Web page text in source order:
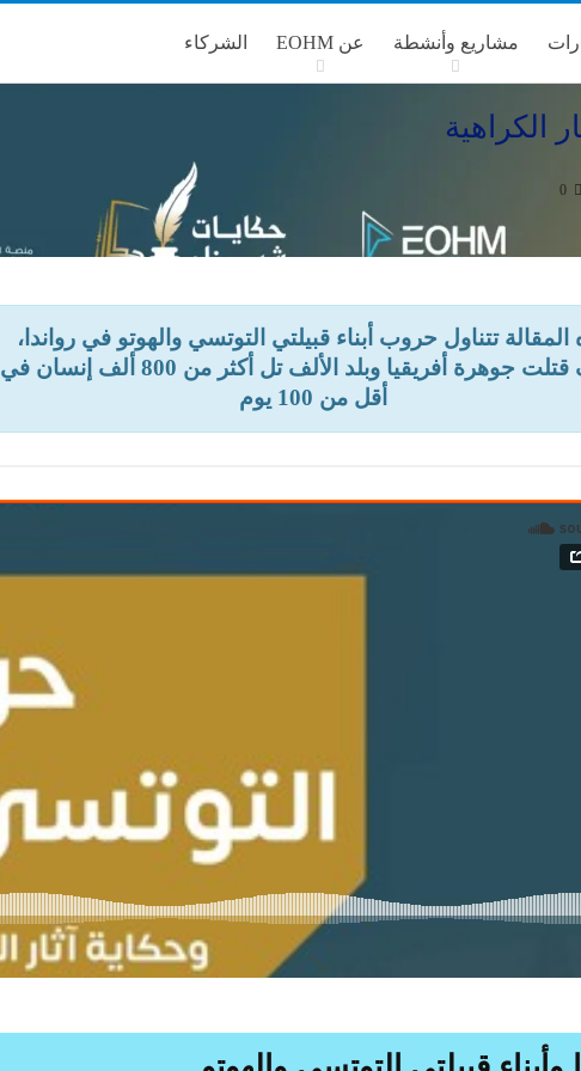
مشاريع وأنشطة عن EOHM الشركاء
الكراهية
المقالة تتناول حروب أبناء قبيلتي التوتسي والهوتو في رواندا،
وكيف قتلت جوهرة أفريقيا وبلد الألف تل أكثر من 800 ألف إنسان في
أقل من 100 يوم